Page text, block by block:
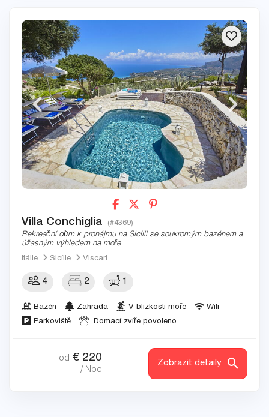
Villa Conchiglia (#4369)
Rekreační dům k pronájmu na Sicílii se soukromým bazénem a
úžasným výhledem na moře
Itálie
Sicílie Viscari
4 2 1
Bazén Zahrada V blízkosti moře
Wifi
Parkoviště
Domací zvíře povoleno
od € 220
/ Noc
Zobrazit detaily